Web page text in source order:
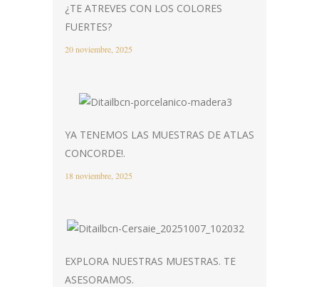
¿TE ATREVES CON LOS COLORES
FUERTES?
20 noviembre, 2025
YA TENEMOS LAS MUESTRAS DE ATLAS
CONCORDE!.
18 noviembre, 2025
EXPLORA NUESTRAS MUESTRAS. TE
ASESORAMOS.